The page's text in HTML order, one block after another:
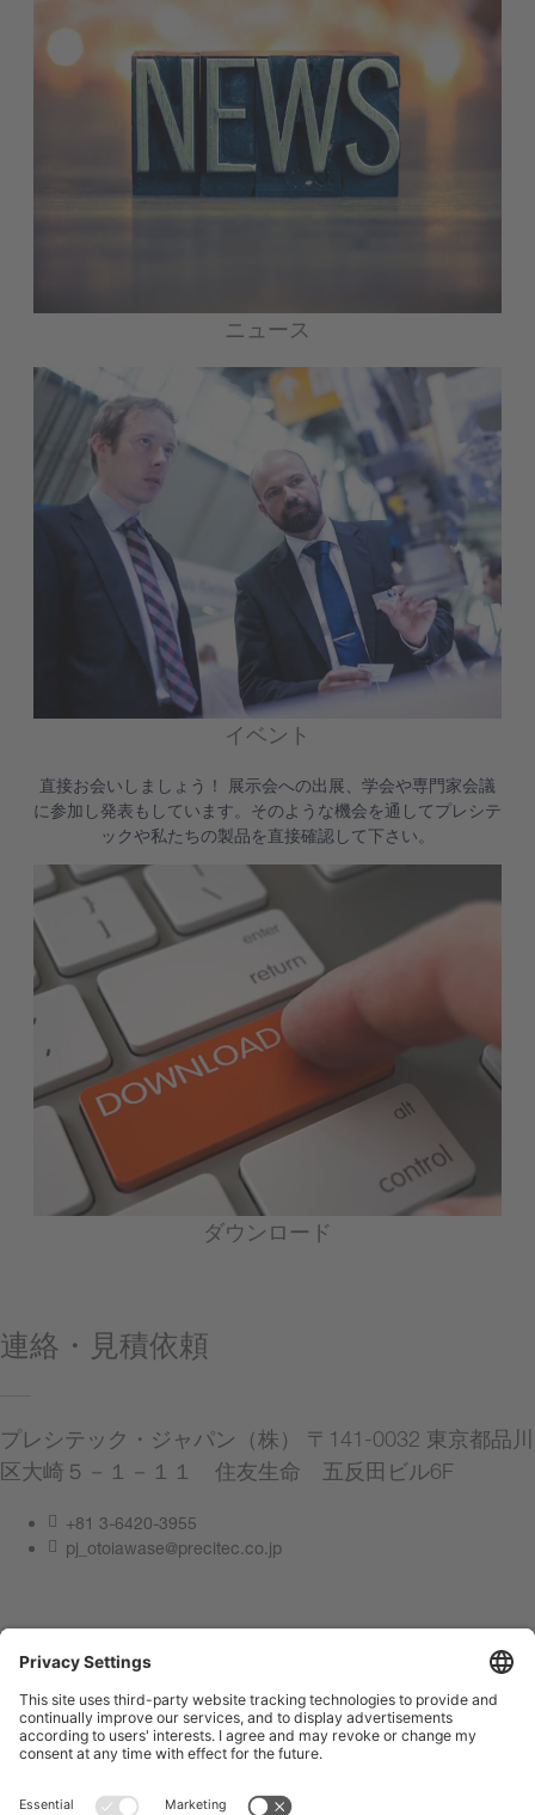
ニュース
イベント
直接お会いしましょう！ 展示会への出展、学会や専門家会議
に参加し発表もしています。そのような機会を通してプレシテ
ックや私たちの製品を直接確認して下さい。
ダウンロード
連絡・見積依頼
プレシテック・ジャパン（株） 〒141-0032 東京都品川
区大崎５－１－１１ 住友生命 五反田ビル6F
+81 3-6420-3955
pj_otoiawase@precitec.co.jp